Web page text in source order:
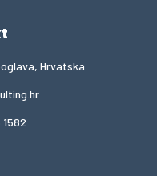
Hrvatska
1582